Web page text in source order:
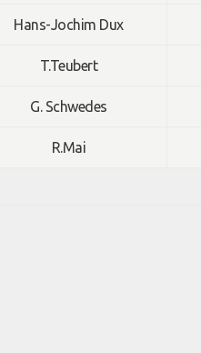
Hans-Jochim Dux
T.Teubert
G. Schwedes
R.Mai